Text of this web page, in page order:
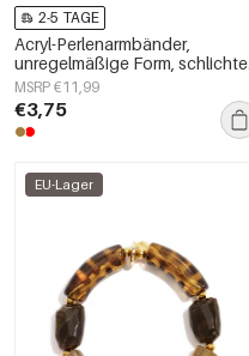
2-5 TAGE
Acryl-Perlenarmbänder,
unregelmäßige Form, schlichte
Alltagsserie, Damenschmuck
MSRP €11,99
€3,75
EU-Lager